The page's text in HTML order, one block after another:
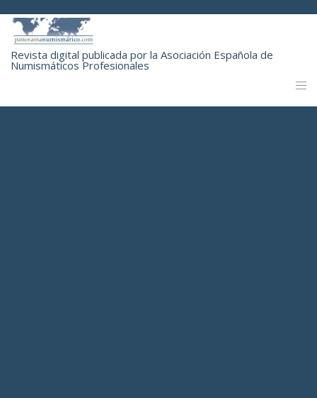
Revista digital publicada por la Asociación Española de
Numismáticos Profesionales